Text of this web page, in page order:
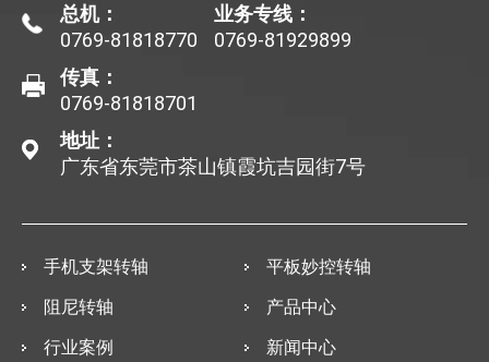
总机：
0769-81818770
业务专线：
0769-81929899
传真：
0769-81818701
地址：
广东省东莞市茶山镇霞坑吉园街7号
手机支架转轴
平板妙控转轴
阻尼转轴
产品中心
行业案例
新闻中心